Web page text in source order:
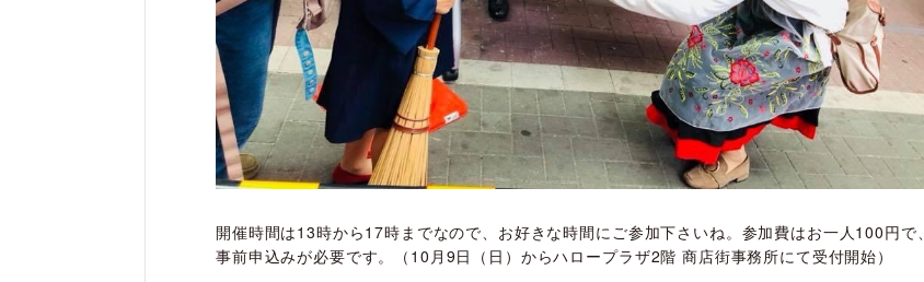
開催時間は13時から17時までなので、お好きな時間にご参加下さいね。参加費はお一人100円で、
事前申込みが必要です。（10月9日（日）からハロープラザ2階 商店街事務所にて受付開始）